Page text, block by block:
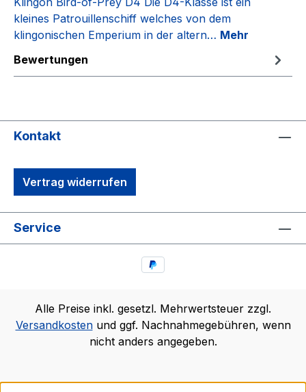
kleines Patrouillenschiff welches von dem
klingonischen Emperium in der altern… Mehr
Bewertungen
Kontakt
Vertrag widerrufen
Service
Alle Preise inkl. gesetzl. Mehrwertsteuer zzgl.
Versandkostenund ggf. Nachnahmegebühren, wenn
nicht anders angegeben.